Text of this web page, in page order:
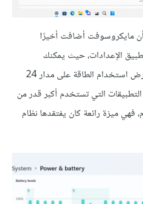
مايكروسوفت أضافت أخيرًا
الإعدادات، حيث يمكنك
الحصول على رسم بياني دقيق يعرض استخدام الطاقة على مدار 24
التطبيقات التي تستخدم أكبر قدر من
ميزة رائعة كان يفتقدها نظام